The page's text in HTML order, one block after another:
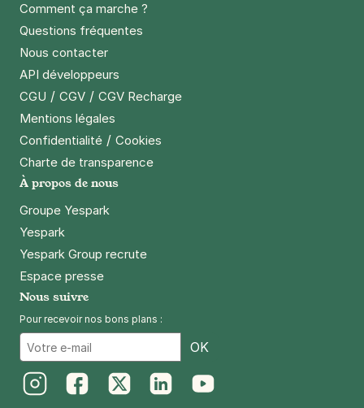
Comment ça marche ?
Questions fréquentes
Nous contacter
API développeurs
CGU / CGV / CGV Recharge
Mentions légales
Confidentialité / Cookies
Charte de transparence
À propos de nous
Groupe Yespark
Yespark
Yespark Group recrute
Espace presse
Nous suivre
Pour recevoir nos bons plans :
OK